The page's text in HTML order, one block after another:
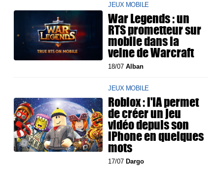
JEUX MOBILE
War Legends : un
RTS prometteur sur
mobile dans la
veine de Warcraft
18/07Alban
JEUX MOBILE
Roblox : l'IA permet
de créer un jeu
vidéo depuis son
iPhone en quelques
mots
17/07Dargo